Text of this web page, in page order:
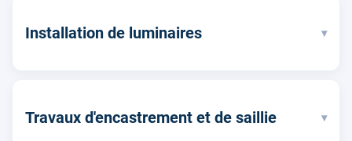
Installation de luminaires ▾
Travaux d'encastrement et de saillie ▾